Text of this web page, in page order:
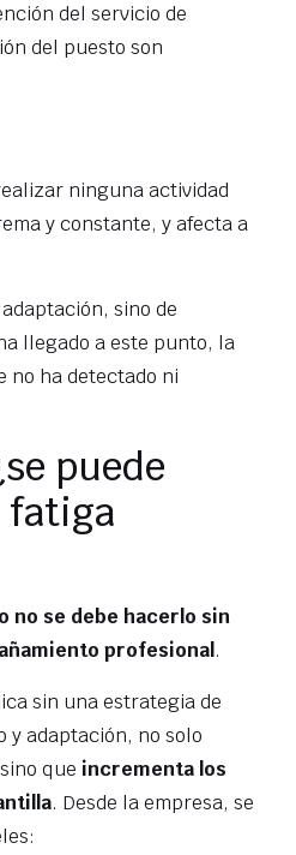
del servicio de
del puesto son
ninguna actividad
y constante, y afecta a
sino de
llegado a este punto, la
no ha detectado ni
puede
fatiga
no se debe hacerlo sin
profesional.
sin una estrategia de
y adaptación, no solo
que incrementa los
. Desde la empresa, se